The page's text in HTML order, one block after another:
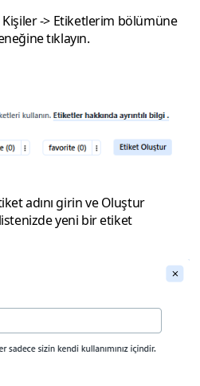
Kişiler-> Etiketlerim bölümüne
tıklayın.
adını girin veOluştur
yeni bir etiket